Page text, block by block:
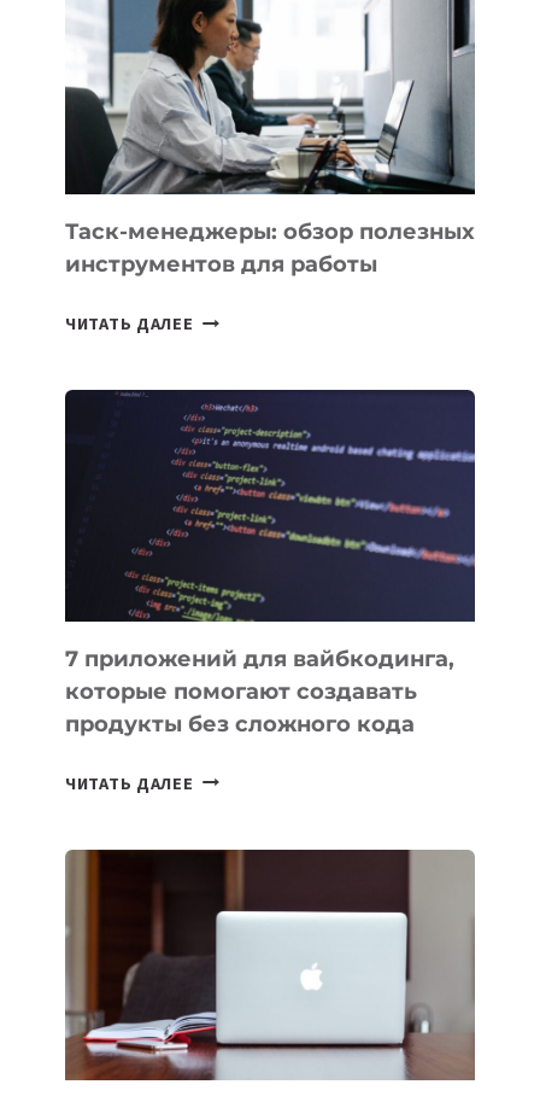
ДЛЯ
СОЗДАНИЯ
«ИСКУССТВЕННОГО
ИНЖЕНЕРА»
Таск-менеджеры: обзор полезных
инструментов для работы
ЧИТАТЬ ДАЛЕЕ ТАСК-
ПОЛЕЗНЫХ
ИНСТРУМЕНТОВ
ДЛЯ
РАБОТЫ
7 приложений для вайбкодинга,
которые помогают создавать
продукты без сложного кода
ЧИТАТЬ ДАЛЕЕ
ПОМОГАЮТ
СОЗДАВАТЬ
БЕЗ
СЛОЖНОГО
КОДА